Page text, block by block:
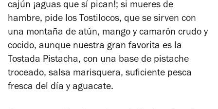
cajún ¡aguas que sí pican!; si mueres de
hambre, pide los Tostilocos, que se sirven con
una montaña de atún, mango y camarón crudo y
cocido, aunque nuestra gran favorita es la
Tostada Pistacha, con una base de pistache
troceado, salsa marisquera, suficiente pesca
fresca del día y aguacate.